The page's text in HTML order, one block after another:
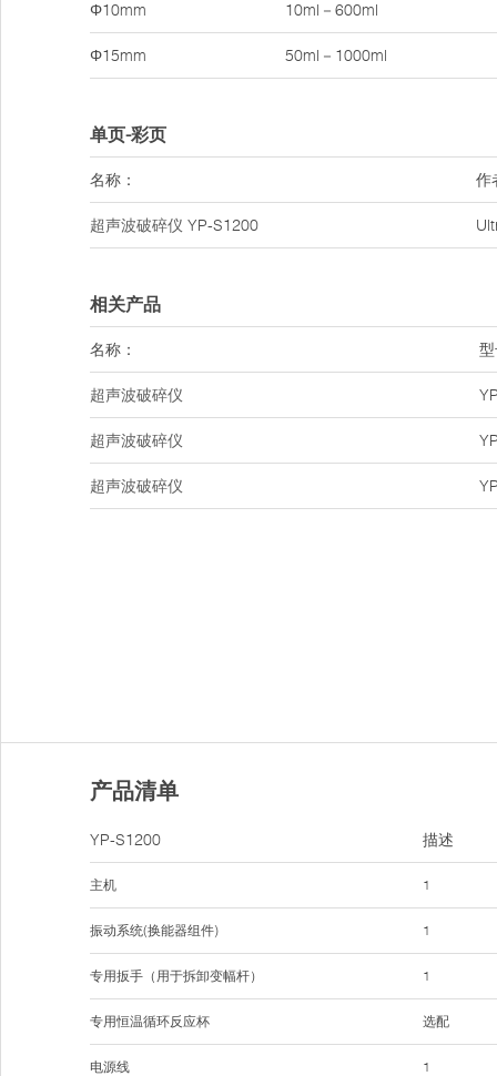
Φ10mm 10ml－600ml
Φ15mm 50ml－1000ml
单页-彩页
名称： 作
超声波破碎仪 YP-S1200
相关产品
名称：
超声波破碎仪
超声波破碎仪
超声波破碎仪
产品清单
YP-S1200
主机
振动系统(换能器组件)
专用扳手（用于拆卸变幅杆）
专用恒温循环反应杯
电源线
描述
1
1
1
选配
1